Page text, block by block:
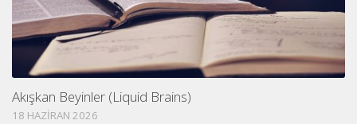
Akışkan Beyinler (Liquid Brains)
18 HAZIRAN 2026